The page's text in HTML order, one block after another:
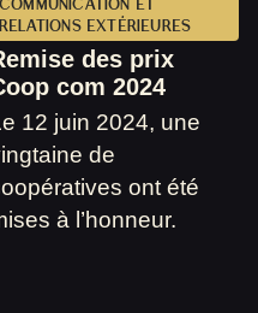
RELATIONS EXTÉRIEURES
des prix
com 2024
12 juin 2024, une
de
ont été
à l’honneur.